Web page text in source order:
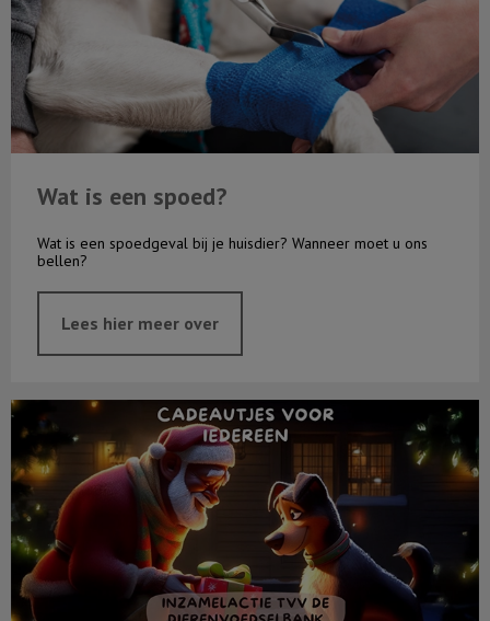
Wat is een spoed?
Wat is een spoedgeval bij je huisdier? Wanneer moet u ons
bellen?
Lees hier meer over
Kerstactie 2025